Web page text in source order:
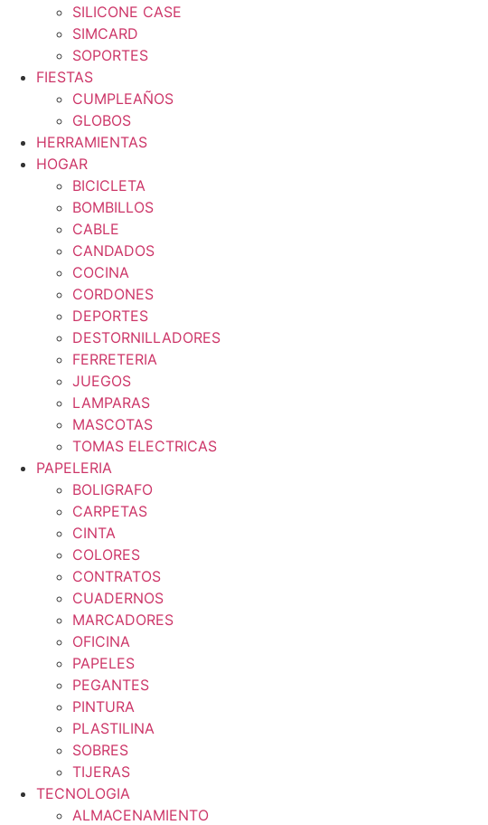
SILICONE CASE
SIMCARD
SOPORTES
FIESTAS
CUMPLEAÑOS
GLOBOS
HERRAMIENTAS
HOGAR
BICICLETA
BOMBILLOS
CABLE
CANDADOS
COCINA
CORDONES
DEPORTES
DESTORNILLADORES
FERRETERIA
JUEGOS
LAMPARAS
MASCOTAS
TOMAS ELECTRICAS
PAPELERIA
BOLIGRAFO
CARPETAS
CINTA
COLORES
CONTRATOS
CUADERNOS
MARCADORES
OFICINA
PAPELES
PEGANTES
PINTURA
PLASTILINA
SOBRES
TIJERAS
TECNOLOGIA
ALMACENAMIENTO